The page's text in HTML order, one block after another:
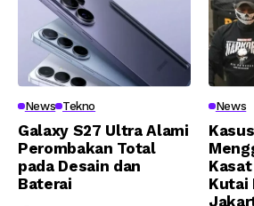
News Tekno
Galaxy S27 Ultra Alami
Perombakan Total
pada Desain dan
Baterai
News
Kutai